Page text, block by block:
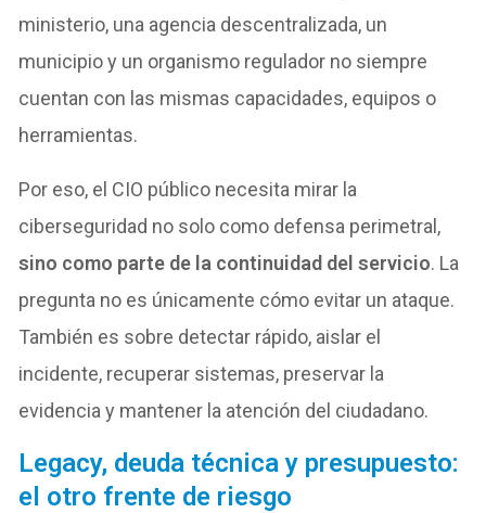
ministerio, una agencia descentralizada, un
municipio y un organismo regulador no siempre
cuentan con las mismas capacidades, equipos o
herramientas.
Por eso, el CIO público necesita mirar la
ciberseguridad no solo como defensa perimetral,
sino como parte de la continuidad del servicio. La
pregunta no es únicamente cómo evitar un ataque.
También es sobre detectar rápido, aislar el
incidente, recuperar sistemas, preservar la
evidencia y mantener la atención del ciudadano.
Legacy, deuda técnica y presupuesto:
el otro frente de riesgo